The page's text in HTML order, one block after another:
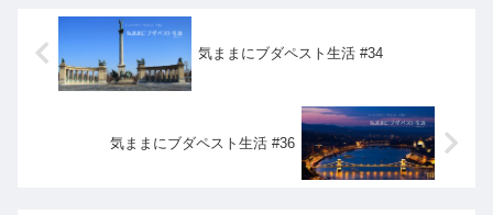
気ままにブダペスト生活 #34
気ままにブダペスト生活 #36